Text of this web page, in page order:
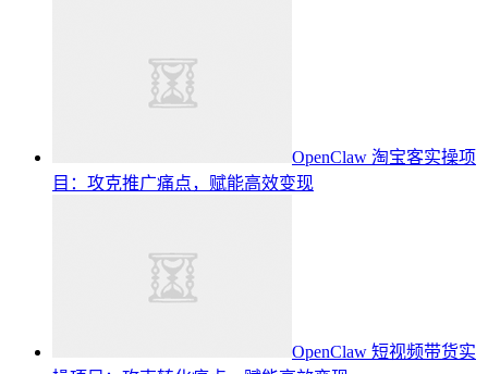
OpenClaw 淘宝客实操项
目：攻克推广痛点，赋能高效变现
OpenClaw 短视频带货实